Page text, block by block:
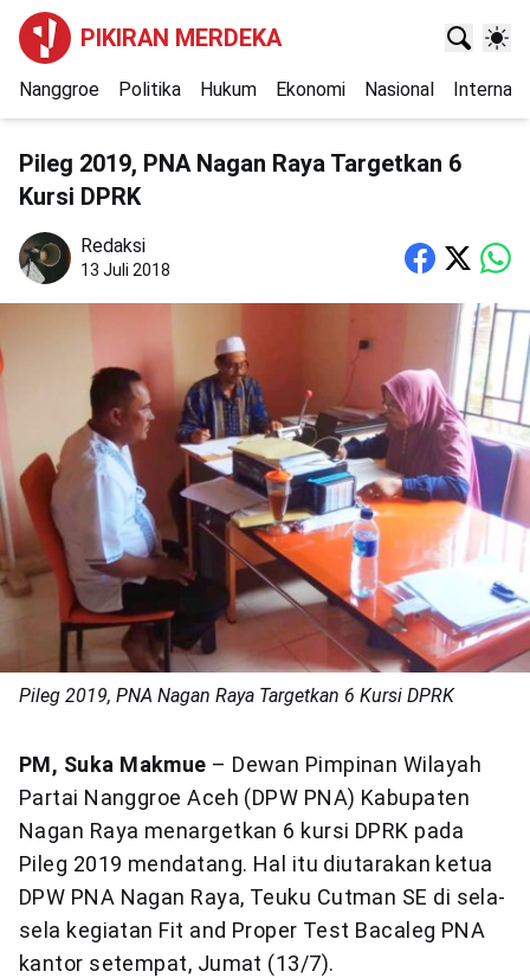
PIKIRAN MERDEKA
Nanggroe Politika Hukum Ekonomi Nasional
Pileg 2019, PNA Nagan Raya Targetkan 6
Kursi DPRK
Redaksi
13 Juli 2018
Pileg 2019, PNA Nagan Raya Targetkan 6 Kursi DPRK
PM, Suka Makmue – Dewan Pimpinan Wilayah
Partai Nanggroe Aceh (DPW PNA) Kabupaten
Nagan Raya menargetkan 6 kursi DPRK pada
Pileg 2019 mendatang. Hal itu diutarakan ketua
DPW PNA Nagan Raya, Teuku Cutman SE di sela-
sela kegiatan Fit and Proper Test Bacaleg PNA
kantor setempat, Jumat (13/7).